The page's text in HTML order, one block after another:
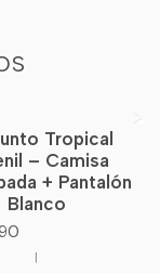
Tropical
– Camisa
+ Pantalón
Blanco
|